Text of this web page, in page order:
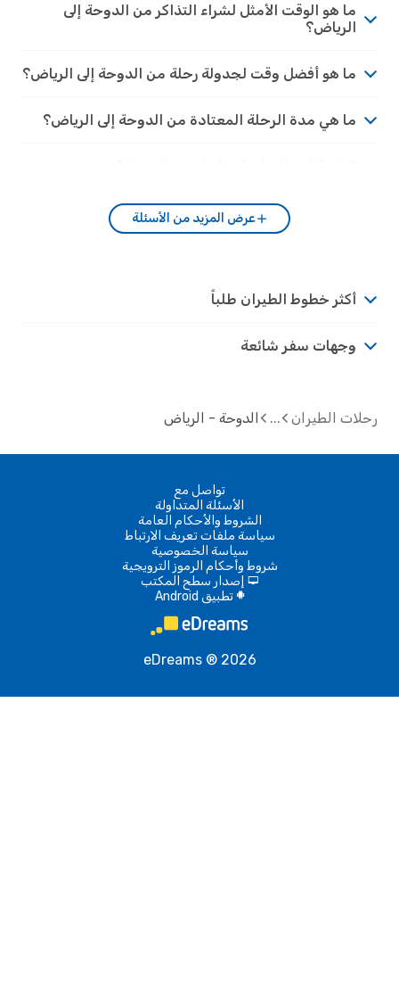
ما هو الوقت الأمثل لشراء التذاكر من الدوحة إلى
الرياض؟
ما هو أفضل وقت لجدولة رحلة من الدوحة إلى الرياض؟
ما هي مدة الرحلة المعتادة من الدوحة إلى الرياض؟
عرض المزيد من الأسئلة
أكثر خطوط الطيران طلباً
وجهات سفر شائعة
الطيران الدوحة - الرياض
تواصل مع
الأسئلة المتداولة
الشروط والأحكام العامة
سياسة ملفات تعريف الارتباط
سياسة الخصوصية
شروط وأحكام الرموز الترويجية
إصدار سطح المكتب
تطبيق Android
eDreams ® 2026